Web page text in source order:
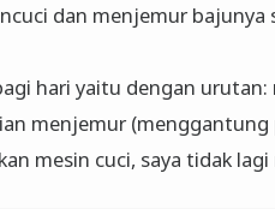
dan menjemur bajunya
hari yaitu dengan
menjemur
mesin cuci, saya tidak